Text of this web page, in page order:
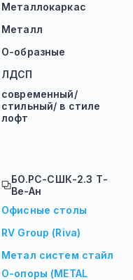
Mеталлокаркас
Металл
О-образные
ЛДСП
современный/
стильный/ в стиле
лофт
БО.РС-СШК-2.3 Т-
Ве-Ан
Офисные столы
RV Group (Riva)
Метал систем стайл
О-опоры (METAL